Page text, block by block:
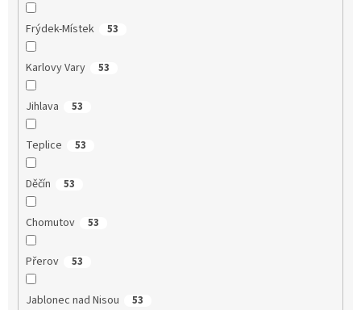
Frýdek-Místek 53
Karlovy Vary 53
Jihlava 53
Teplice 53
Děčín 53
Chomutov 53
Přerov 53
Jablonec nad Nisou 53